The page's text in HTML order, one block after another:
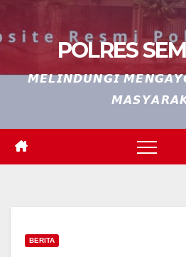
POLRES
𝙈𝙀𝙇𝙄𝙉𝘿𝙐𝙉𝙂𝙄
BERITA